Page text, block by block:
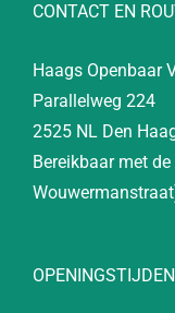
CONTACT EN
Haags Openbaar
Parallelweg 224
2525 NL Den
Bereikbaar met